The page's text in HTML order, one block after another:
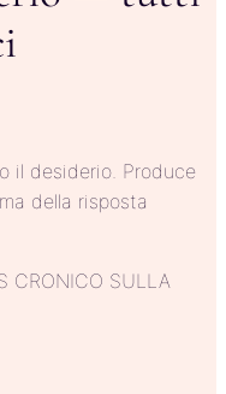
il desiderio. Produce
della risposta
CRONICO SULLA